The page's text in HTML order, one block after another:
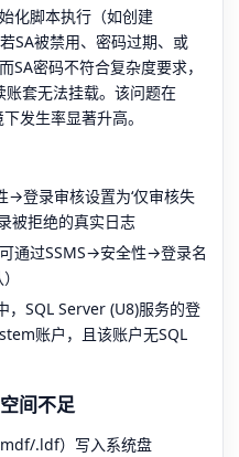
化脚本执行（如创建
SA被禁用、密码过期、或
SA密码不符合复杂度要求，
套无法挂载。该问题在
发生率显著升高。
登录审核设置为‘仅审核失
被拒绝的真实日志
可通过SSMS→安全性→登录名
，SQL Server (U8)服务的登
账户，且该账户无SQL
间不足
.ldf）写入系统盘